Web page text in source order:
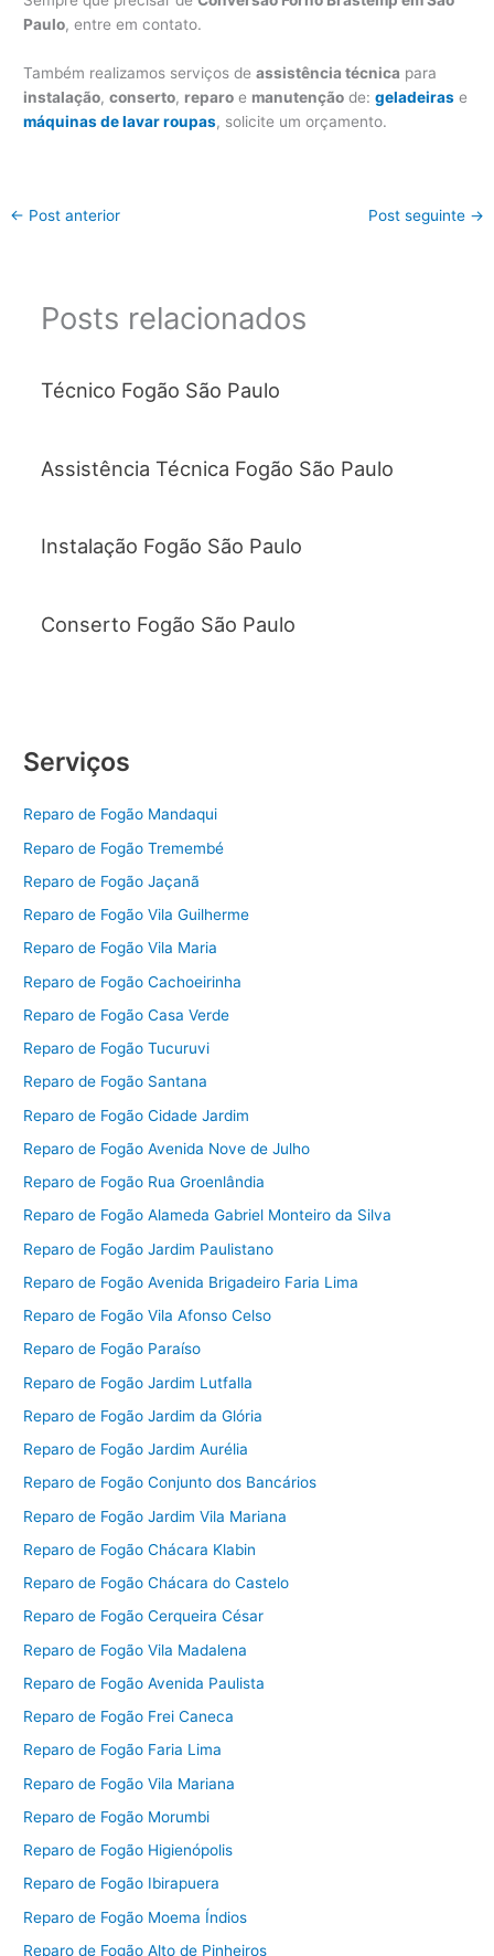
Paulo, entre em contato.
Também realizamos serviços deassistência técnica para
instalação,conserto, reparo e manutenção de:geladeiras e
máquinas de lavar roupas, solicite um orçamento.
← Post anterior Post seguinte →
Posts relacionados
Técnico Fogão São Paulo
Assistência Técnica Fogão São Paulo
Instalação Fogão São Paulo
Conserto Fogão São Paulo
Serviços
Reparo de Fogão Mandaqui
Reparo de Fogão Tremembé
Reparo de Fogão Jaçanã
Reparo de Fogão Vila Guilherme
Reparo de Fogão Vila Maria
Reparo de Fogão Cachoeirinha
Reparo de Fogão Casa Verde
Reparo de Fogão Tucuruvi
Reparo de Fogão Santana
Reparo de Fogão Cidade Jardim
Reparo de Fogão Avenida Nove de Julho
Reparo de Fogão Rua Groenlândia
Reparo de Fogão Alameda Gabriel Monteiro da Silva
Reparo de Fogão Jardim Paulistano
Reparo de Fogão Avenida Brigadeiro Faria Lima
Reparo de Fogão Vila Afonso Celso
Reparo de Fogão Paraíso
Reparo de Fogão Jardim Lutfalla
Reparo de Fogão Jardim da Glória
Reparo de Fogão Jardim Aurélia
Reparo de Fogão Conjunto dos Bancários
Reparo de Fogão Jardim Vila Mariana
Reparo de Fogão Chácara Klabin
Reparo de Fogão Chácara do Castelo
Reparo de Fogão Cerqueira César
Reparo de Fogão Vila Madalena
Reparo de Fogão Avenida Paulista
Reparo de Fogão Frei Caneca
Reparo de Fogão Faria Lima
Reparo de Fogão Vila Mariana
Reparo de Fogão Morumbi
Reparo de Fogão Higienópolis
Reparo de Fogão Ibirapuera
Reparo de Fogão Moema Índios
Reparo de Fogão Alto de Pinheiros